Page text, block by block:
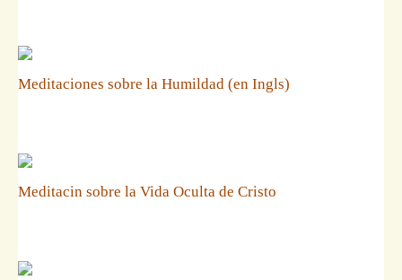
Meditaciones sobre la Humildad (en Ingls)
Meditacin sobre la Vida Oculta de Cristo